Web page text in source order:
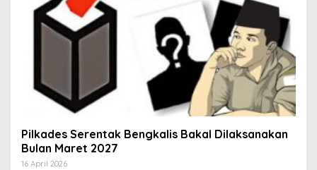
Pilkades Serentak Bengkalis Bakal Dilaksanakan
Bulan Maret 2027
16 April 2026